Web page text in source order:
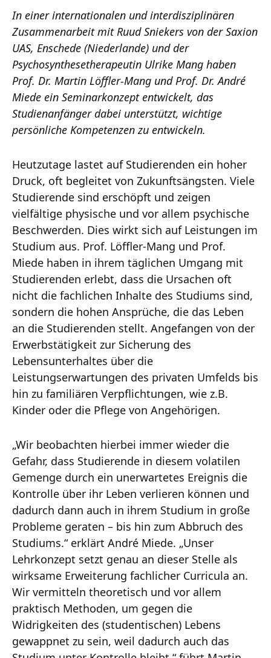
In einer internationalen und interdisziplinären
Zusammenarbeit mit Ruud Sniekers von der Saxion
UAS, Enschede (Niederlande) und der
Psychosynthesetherapeutin Ulrike Mang haben
Prof. Dr. Martin Löffler-Mang und Prof. Dr. André
Miede ein Seminarkonzept entwickelt, das
Studienanfänger dabei unterstützt, wichtige
persönliche Kompetenzen zu entwickeln.
Heutzutage lastet auf Studierenden ein hoher
Druck, oft begleitet von Zukunftsängsten. Viele
Studierende sind erschöpft und zeigen
vielfältige physische und vor allem psychische
Beschwerden. Dies wirkt sich auf Leistungen im
Studium aus. Prof. Löffler-Mang und Prof.
Miede haben in ihrem täglichen Umgang mit
Studierenden erlebt, dass die Ursachen oft
nicht die fachlichen Inhalte des Studiums sind,
sondern die hohen Ansprüche, die das Leben
an die Studierenden stellt. Angefangen von der
Erwerbstätigkeit zur Sicherung des
Lebensunterhaltes über die
Leistungserwartungen des privaten Umfelds bis
hin zu familiären Verpflichtungen, wie z.B.
Kinder oder die Pflege von Angehörigen.
„Wir beobachten hierbei immer wieder die
Gefahr, dass Studierende in diesem volatilen
Gemenge durch ein unerwartetes Ereignis die
Kontrolle über ihr Leben verlieren können und
dadurch dann auch in ihrem Studium in große
Probleme geraten – bis hin zum Abbruch des
Studiums.“ erklärt André Miede. „Unser
Lehrkonzept setzt genau an dieser Stelle als
wirksame Erweiterung fachlicher Curricula an.
Wir vermitteln theoretisch und vor allem
praktisch Methoden, um gegen die
Widrigkeiten des (studentischen) Lebens
gewappnet zu sein, weil dadurch auch das